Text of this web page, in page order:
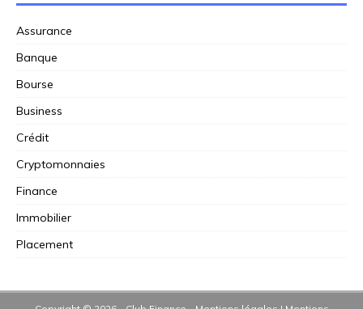
Assurance
Banque
Bourse
Business
Crédit
Cryptomonnaies
Finance
Immobilier
Placement